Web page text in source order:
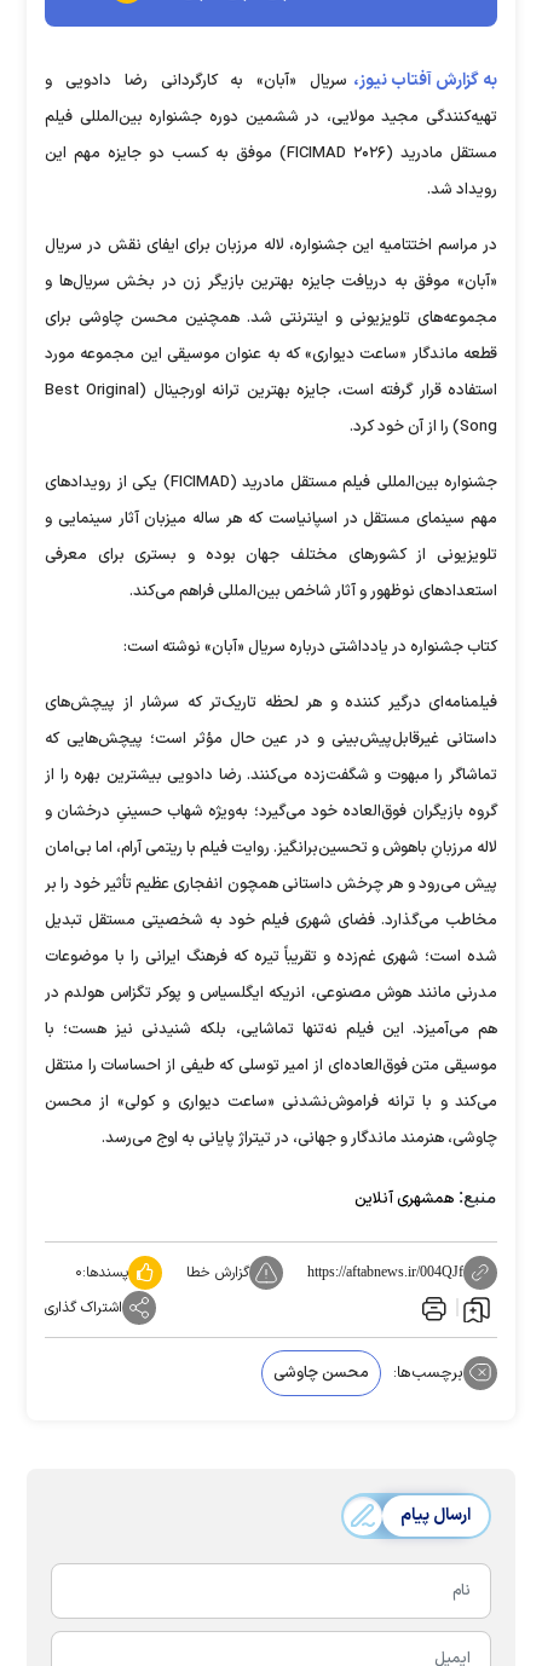
به گزارش آفتاب نیوز، سریال «آبان» به کارگردانی رضا دادویی و
تهیه‌کنندگی مجید مولایی، در ششمین دوره جشنواره بین‌المللی فیلم
مستقل مادرید (FICIMAD ۲۰۲۶) موفق به کسب دو جایزه مهم این
رویداد شد.
در مراسم اختتامیه این جشنواره، لاله مرزبان برای ایفای نقش در سریال
«آبان» موفق به دریافت جایزه بهترین بازیگر زن در بخش سریال‌ها و
مجموعه‌های تلویزیونی و اینترنتی شد. همچنین محسن چاوشی برای
قطعه ماندگار «ساعت دیواری» که به عنوان موسیقی این مجموعه مورد
استفاده قرار گرفته است، جایزه بهترین ترانه اورجینال (Best Original
Song) را از آن خود کرد.
جشنواره بین‌المللی فیلم مستقل مادرید (FICIMAD) یکی از رویداد‌های
مهم سینمای مستقل در اسپانیاست که هر ساله میزبان آثار سینمایی و
تلویزیونی از کشور‌های مختلف جهان بوده و بستری برای معرفی
استعداد‌های نوظهور و آثار شاخص بین‌المللی فراهم می‌کند.
کتاب جشنواره در یادداشتی درباره سریال «آبان» نوشته است:
فیلمنامه‌ای درگیر کننده و هر لحظه تاریک‌تر که سرشار از پیچش‌های
داستانی غیرقابل‌پیش‌بینی و در عین حال مؤثر است؛ پیچش‌هایی که
تماشاگر را مبهوت و شگفت‌زده می‌کنند. رضا دادویی بیشترین بهره را از
گروه بازیگران فوق‌العاده خود می‌گیرد؛ به‌ویژه شهاب حسینیِ درخشان و
لاله مرزبانِ باهوش و تحسین‌برانگیز. روایت فیلم با ریتمی آرام، اما بی‌امان
پیش می‌رود و هر چرخش داستانی همچون انفجاری عظیم تأثیر خود را بر
مخاطب می‌گذارد. فضای شهری فیلم خود به شخصیتی مستقل تبدیل
شده است؛ شهری غم‌زده و تقریباً تیره که فرهنگ ایرانی را با موضوعات
مدرنی مانند هوش مصنوعی، انریکه ایگلسیاس و پوکر تگزاس هولدم در
هم می‌آمیزد. این فیلم نه‌تنها تماشایی، بلکه شنیدنی نیز هست؛ با
موسیقی متن فوق‌العاده‌ای از امیر توسلی که طیفی از احساسات را منتقل
می‌کند و با ترانه فراموش‌نشدنی «ساعت دیواری و کولی» از محسن
چاوشی، هنرمند ماندگار و جهانی، در تیتراژ پایانی به اوج می‌رسد.
منبع: همشهری آنلاین
https://aftabnews.ir/004QJf گزارش خطا پسندها:۰
اشتراک گذاری
برچسب‌ها: محسن چاوشی
ارسال پیام